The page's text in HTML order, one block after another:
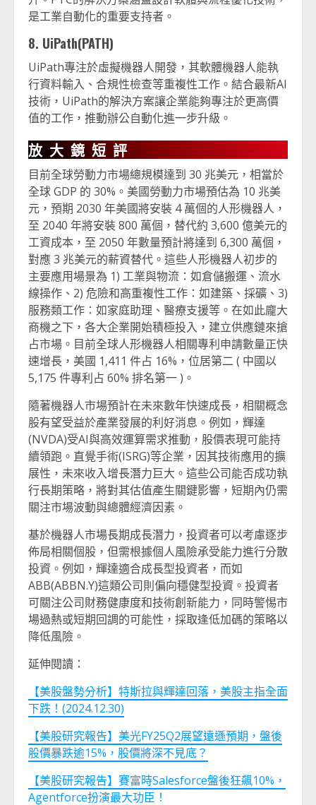
是工業自動化的重要支持者。
8. UiPath(PATH)
UiPath專注於虛擬機器人開發，其軟體機器人能執
行資料輸入、合規性檢查等重複性工作。結合最新AI
技術，UiPath的解決方案讓企業能夠專注於更高價
值的工作，推動辦公自動化進一步升級。
放大鏡短評
目前全球勞動力市場總規模達到 30 兆美元，相當於
全球 GDP 的 30%。美國勞動力市場預估為 10 兆美
元，預期 2030 年美國將安裝 4 萬個的人形機器人，
至 2040 年將安裝 800 萬個，替代約 3,600 億美元的
工資成本，至 2050 年數量預計將達到 6,300 萬個，
對應 3 兆美元的薪資替代。這些人形機器人初步的
主要應用場景為 1) 工業與物流：如倉儲搬運、流水
線操作、2) 危險和高重複性工作：如建築、採礦、3)
服務類工作：如家庭助理、醫療支援等。在如此龐大
商機之下，各大企業開始積極投入，建立供應鏈來搶
占市場。目前全球人形機器人相關專利申請數量正快
速增長，美國 1,411 件占 16%，位居第二 ( 中國以
5,175 件專利占 60% 排名第一 )。
隨著機器人市場預計在未來數年快速成長，相關概念
股有望受益於產業發展的利好消息。例如，輝達
(NVDA)受AI與高效運算需求推動，股價表現可能持
續領跑。直覺手術(ISRG)等企業，因其技術應用的擴
展性，未來收入增長潛力巨大。這些公司能否成功執
行長期策略，將對其估值產生關鍵影響，短期內仍需
關注市場波動與總體經濟因素。
基於機器人市場長期成長潛力，投資者可以考慮逐步
佈局相關個股，但需根據個人風險承受能力進行分散
投資。例如，輝達適合成長型投資者，而如
ABB(ABBN.Y)這類公司則偏向穩健型投資。投資者
可關注公司財務健康度和技術創新能力，同時警惕市
場過熱或短期回調的可能性，採取逢低加碼的策略以
降低風險。
延伸閱讀：
【美股盤勢分析】特斯拉與輝達回落，美股主指全面
下跌！(2024.12.30)
【美股研究報告】美光FY25Q2展望遠遜預期，盤後
股價暴跌逾15%，股價將深不見底？
【美股研究報告】賽富時Salesforce盤後狂飆10%，
Agentforce扮演最大功臣！